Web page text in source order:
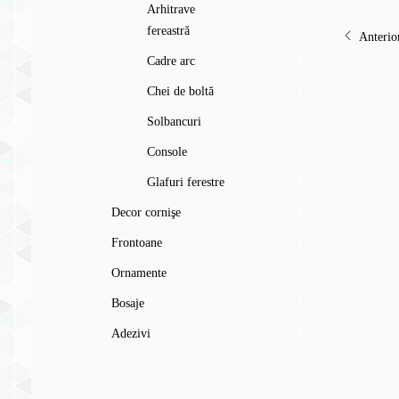
Arhitrave
fereastră
Cadre arc
Chei de boltă
Solbancuri
Console
Glafuri ferestre
Decor cornişe
Frontoane
Ornamente
Bosaje
Adezivi